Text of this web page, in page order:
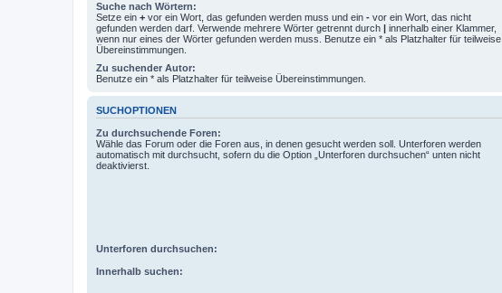
Suche nach Wörtern:
Setze ein + vor ein Wort, das gefunden werden muss und ein - vor ein Wort, das nicht
gefunden werden darf. Verwende mehrere Wörter getrennt durch | innerhalb einer Klammer,
wenn nur eines der Wörter gefunden werden muss. Benutze ein * als Platzhalter für teilweise
Übereinstimmungen.
Zu suchender Autor:
Benutze ein * als Platzhalter für teilweise Übereinstimmungen.
SUCHOPTIONEN
Zu durchsuchende Foren:
Wähle das Forum oder die Foren aus, in denen gesucht werden soll. Unterforen werden
automatisch mit durchsucht, sofern du die Option „Unterforen durchsuchen“ unten nicht
deaktivierst.
Unterforen durchsuchen:
Innerhalb suchen: